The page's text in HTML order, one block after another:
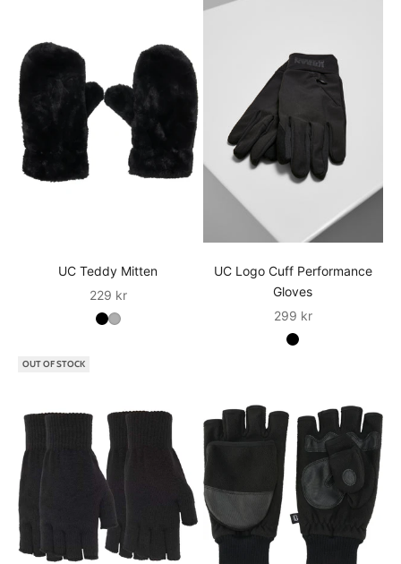
UC Teddy Mitten
Sale
229 kr
UC Logo Cuff Performance
Gloves
Sale
299 kr
OUT OF STOCK